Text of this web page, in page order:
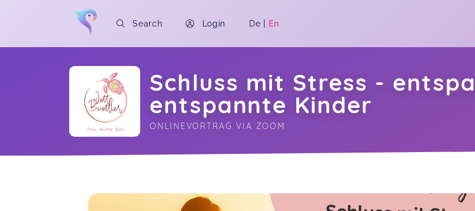
Search Login De | En
Schluss mit Stress -
entspannte Kinder
ONLINEVORTRAG VIA ZOOM